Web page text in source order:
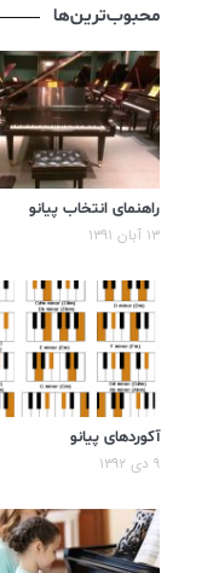
محبوب‌ترین‌ها
راهنمای انتخاب پیانو
۱۳ آبان ۱۳۹۱
آکوردهای پیانو
۹ دی ۱۳۹۲